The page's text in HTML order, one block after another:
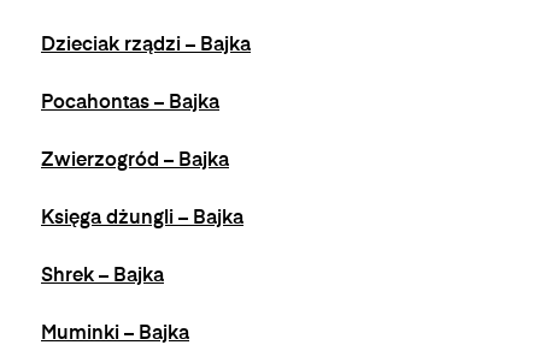
Dzieciak rządzi – Bajka
Pocahontas – Bajka
Zwierzogród – Bajka
Księga dżungli – Bajka
Shrek – Bajka
Muminki – Bajka